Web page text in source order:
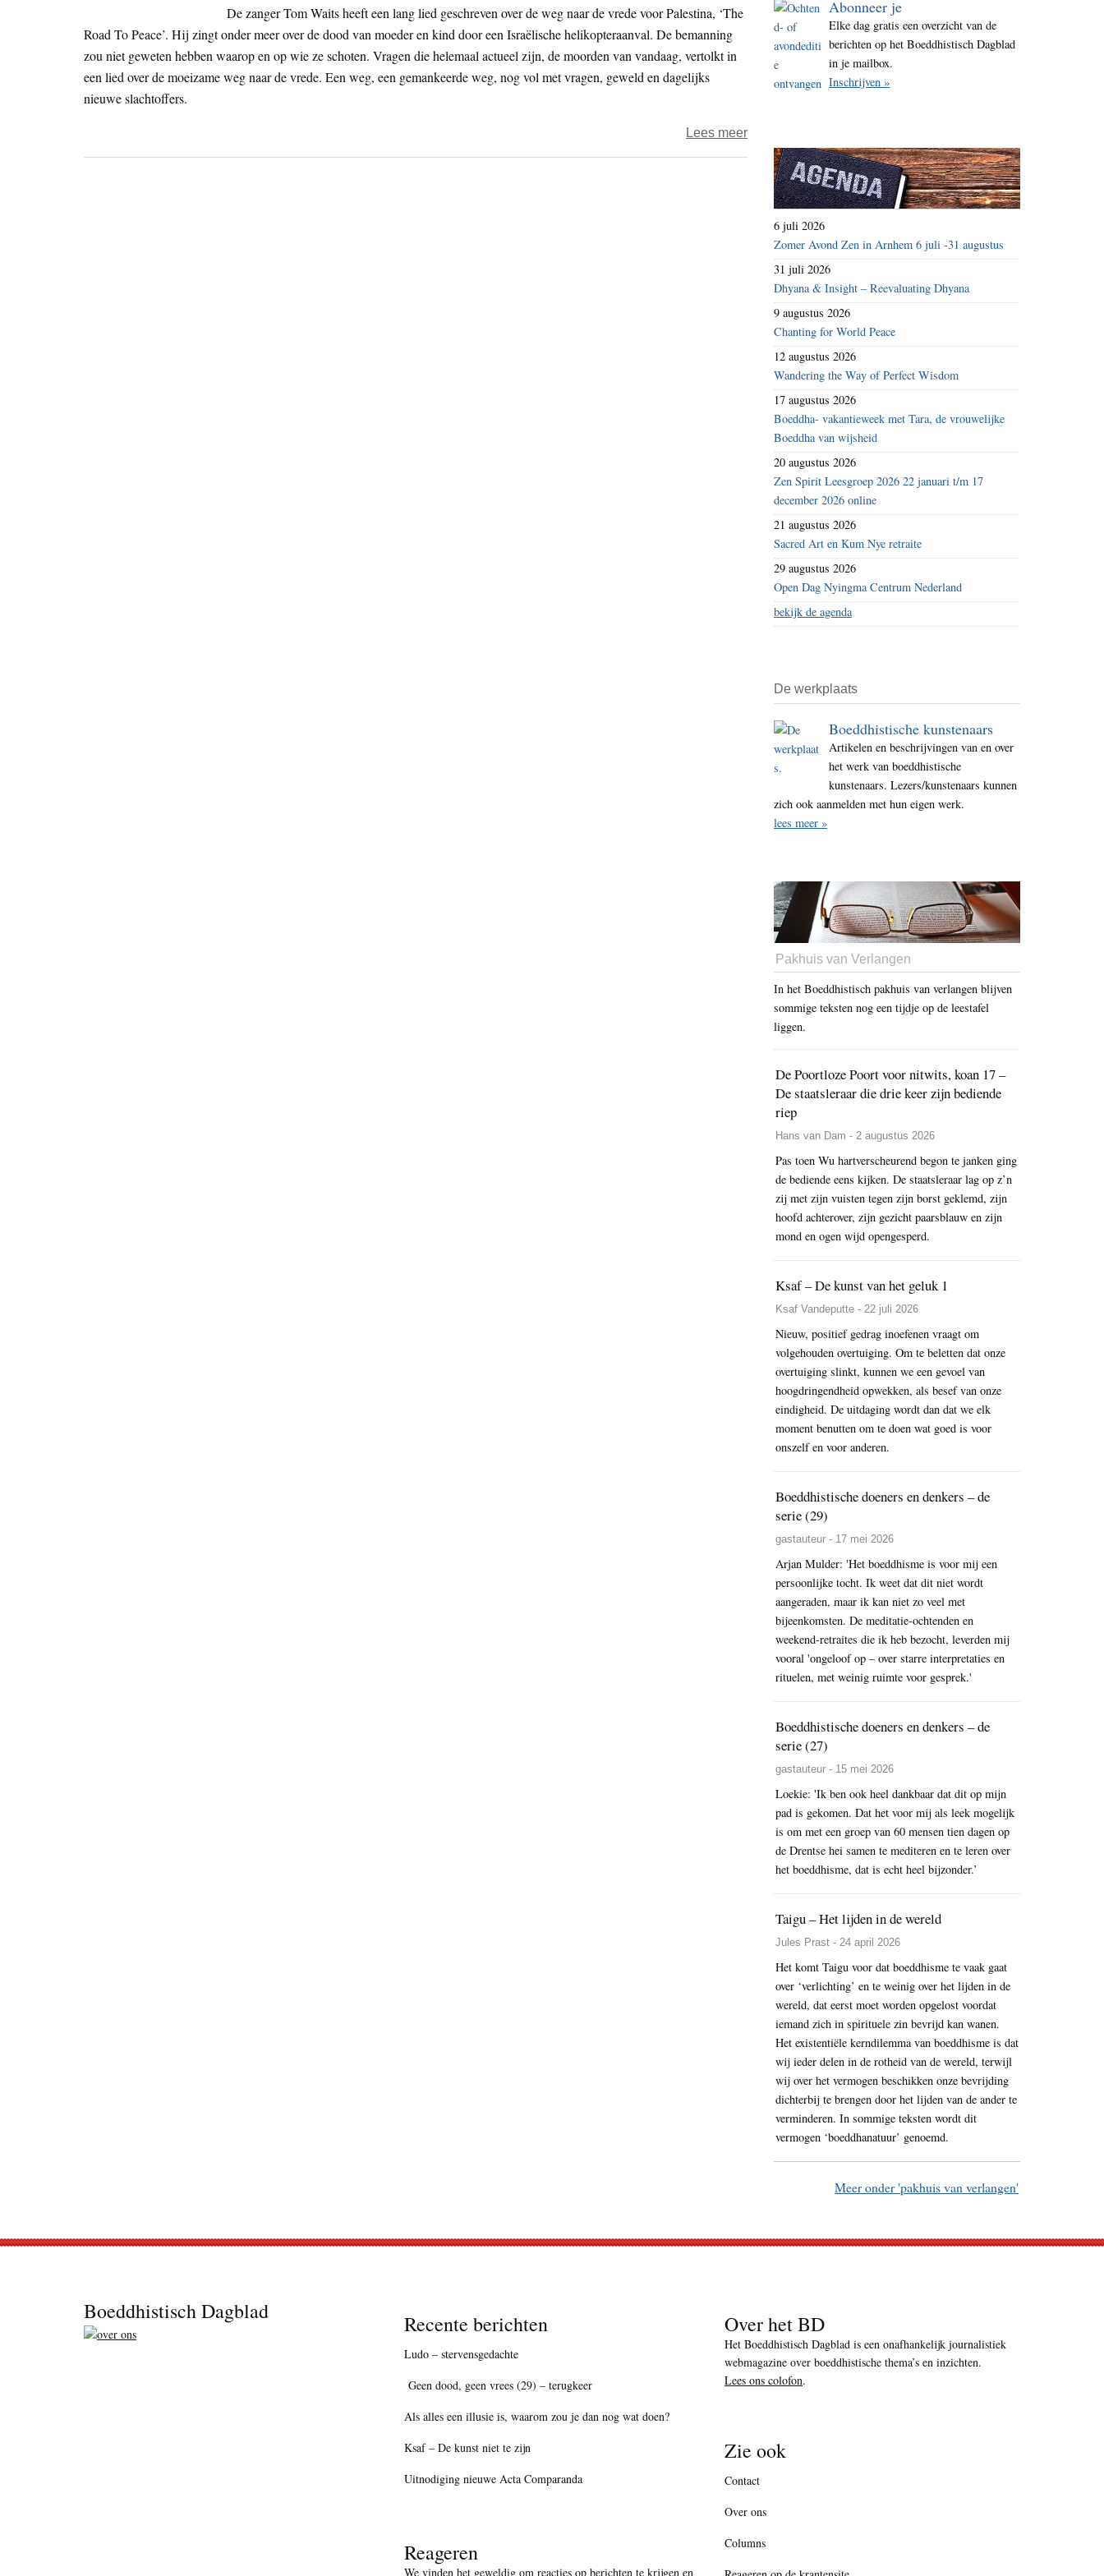
i
t
De zanger Tom Waits heeft een lang lied geschreven over de weg naar de vrede voor Palestina, ‘The
Road To Peace’. Hij zingt onder meer over de dood van moeder en kind door een Israëlische helikopteraanval. De bemanning
zou niet geweten hebben waarop en op wie ze schoten. Vragen die helemaal actueel zijn, de moorden van vandaag, vertolkt in
een lied over de moeizame weg naar de vrede. Een weg, een gemankeerde weg, nog vol met vragen, geweld en dagelijks
nieuwe slachtoffers.
Lees meerover
zware
grond
Palestina
Abonneer je
Elke dag gratis een overzicht van de
berichten op het Boeddhistisch Dagblad
in je mailbox.
Inschrijven »
6 juli 2026
Zomer Avond Zen in Arnhem 6 juli -31 augustus
31 juli 2026
Dhyana & Insight – Reevaluating Dhyana
9 augustus 2026
Chanting for World Peace
12 augustus 2026
Wandering the Way of Perfect Wisdom
17 augustus 2026
Boeddha- vakantieweek met Tara, de vrouwelijke
Boeddha van wijsheid
20 augustus 2026
Zen Spirit Leesgroep 2026 22 januari t/m 17
december 2026 online
21 augustus 2026
Sacred Art en Kum Nye retraite
29 augustus 2026
Open Dag Nyingma Centrum Nederland
bekijk de agenda
De werkplaats
Boeddhistische kunstenaars
Artikelen en beschrijvingen van en over
het werk van boeddhistische
kunstenaars. Lezers/kunstenaars kunnen
zich ook aanmelden met hun eigen werk.
lees meer »
Pakhuis van Verlangen
In het Boeddhistisch pakhuis van verlangen blijven
sommige teksten nog een tijdje op de leestafel
liggen.
De Poortloze Poort voor nitwits, koan 17 –
De staatsleraar die drie keer zijn bediende
riep
Hans van Dam - 2 augustus 2026
Pas toen Wu hartverscheurend begon te janken ging
de bediende eens kijken. De staatsleraar lag op z’n
zij met zijn vuisten tegen zijn borst geklemd, zijn
hoofd achterover, zijn gezicht paarsblauw en zijn
mond en ogen wijd opengesperd.
Ksaf – De kunst van het geluk 1
Ksaf Vandeputte - 22 juli 2026
Nieuw, positief gedrag inoefenen vraagt om
volgehouden overtuiging. Om te beletten dat onze
overtuiging slinkt, kunnen we een gevoel van
hoogdringendheid opwekken, als besef van onze
eindigheid. De uitdaging wordt dan dat we elk
moment benutten om te doen wat goed is voor
onszelf en voor anderen.
Boeddhistische doeners en denkers – de
serie (29)
gastauteur - 17 mei 2026
Arjan Mulder: 'Het boeddhisme is voor mij een
persoonlijke tocht. Ik weet dat dit niet wordt
aangeraden, maar ik kan niet zo veel met
bijeenkomsten. De meditatie-ochtenden en
weekend-retraites die ik heb bezocht, leverden mij
vooral 'ongeloof op – over starre interpretaties en
rituelen, met weinig ruimte voor gesprek.'
Boeddhistische doeners en denkers – de
serie (27)
gastauteur - 15 mei 2026
Loekie: 'Ik ben ook heel dankbaar dat dit op mijn
pad is gekomen. Dat het voor mij als leek mogelijk
is om met een groep van 60 mensen tien dagen op
de Drentse hei samen te mediteren en te leren over
het boeddhisme, dat is echt heel bijzonder.’
Taigu – Het lijden in de wereld
Jules Prast - 24 april 2026
Het komt Taigu voor dat boeddhisme te vaak gaat
over ‘verlichting’ en te weinig over het lijden in de
wereld, dat eerst moet worden opgelost voordat
iemand zich in spirituele zin bevrijd kan wanen.
Het existentiële kerndilemma van boeddhisme is dat
wij ieder delen in de rotheid van de wereld, terwijl
wij over het vermogen beschikken onze bevrijding
dichterbij te brengen door het lijden van de ander te
verminderen. In sommige teksten wordt dit
vermogen ‘boeddhanatuur’ genoemd.
Meer onder 'pakhuis van verlangen'
Boeddhistisch Dagblad Recente berichten
Ludo – stervensgedachte
Geen dood, geen vrees (29) – terugkeer
Als alles een illusie is, waarom zou je dan nog wat doen?
Ksaf – De kunst niet te zijn
Uitnodiging nieuwe Acta Comparanda
Reageren
We vinden het geweldig om reacties op berichten te krijgen en
Over het BD
Het Boeddhistisch Dagblad is een onafhankelijk journalistiek
webmagazine over boeddhistische thema’s en inzichten.
Lees ons colofon.
Zie ook
Contact
Over ons
Columns